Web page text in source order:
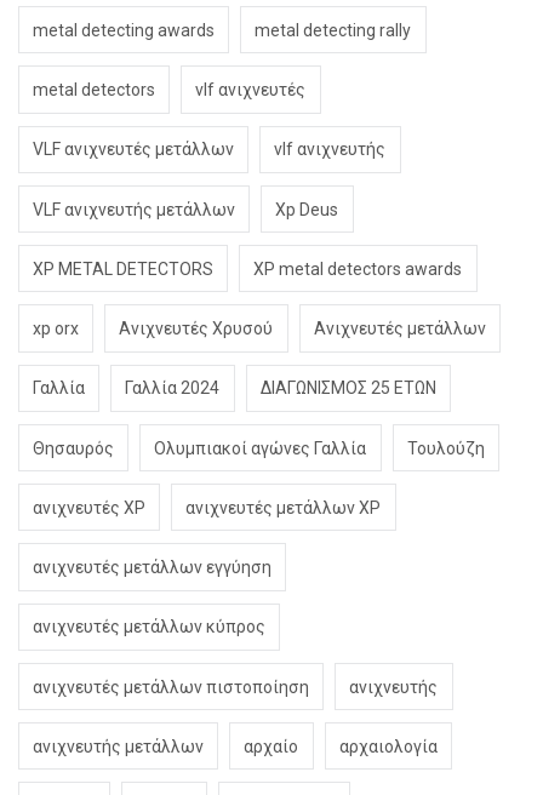
metal detecting awards metal detecting rally
metal detectors vlf ανιχνευτές
VLF ανιχνευτές μετάλλων vlf ανιχνευτής
VLF ανιχνευτής μετάλλων Xp Deus
XP METAL DETECTORS XP metal detectors awards
xp orx Ανιχνευτές Χρυσού Ανιχνευτές μετάλλων
Γαλλία Γαλλία 2024 ΔΙΑΓΩΝΙΣΜΟΣ 25 ΕΤΩΝ
Θησαυρός Ολυμπιακοί αγώνες Γαλλία Τουλούζη
ανιχνευτές XP ανιχνευτές μετάλλων XP
ανιχνευτές μετάλλων εγγύηση
ανιχνευτές μετάλλων κύπρος
ανιχνευτές μετάλλων πιστοποίηση ανιχνευτής
ανιχνευτής μετάλλων αρχαίο αρχαιολογία